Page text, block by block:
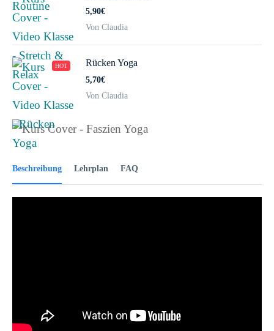
5,90€
Von Claudia
HOT Rücken Yoga
5,70€
Von Claudia
Beschreibung Lehrplan FAQ